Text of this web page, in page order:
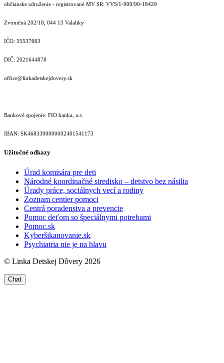
občianske združenie - registrované MV SR: VVS/1-900/90-18429
Zvoničná 202/18, 044 13 Valaliky
IČO: 35537663
DIČ: 2021644878
office@linkadetskejdovery.sk
Bankové spojenie: FIO banka, a.s.
IBAN: SK46833000000­02401541173
Užitočné odkazy
Úrad komisára pre deti
Národné koordinačné stredisko – detstvo bez násilia
Úrady práce, sociálnych vecí a rodiny
Zoznam centier pomoci
Centrá poradenstva a prevencie
Pomoc deťom so špeciálnymi potrebami
Pomoc.sk
Kyberšikanovanie.sk
Psychiatria nie je na hlavu
© Linka Detskej Dôvery 2026